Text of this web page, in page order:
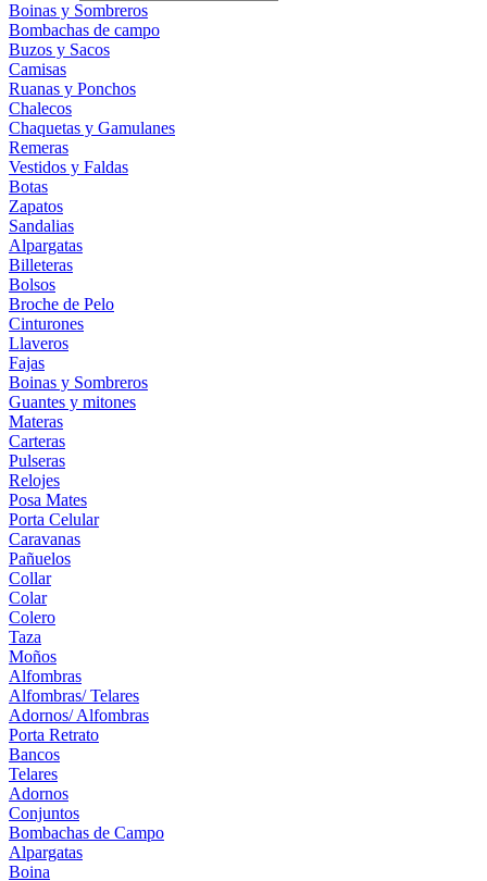
Boinas y Sombreros
Bombachas de campo
Buzos y Sacos
Camisas
Ruanas y Ponchos
Chalecos
Chaquetas y Gamulanes
Remeras
Vestidos y Faldas
Botas
Zapatos
Sandalias
Alpargatas
Billeteras
Bolsos
Broche de Pelo
Cinturones
Llaveros
Fajas
Boinas y Sombreros
Guantes y mitones
Materas
Carteras
Pulseras
Relojes
Posa Mates
Porta Celular
Caravanas
Pañuelos
Collar
Colar
Colero
Taza
Moños
Alfombras
Alfombras/ Telares
Adornos/ Alfombras
Porta Retrato
Bancos
Telares
Adornos
Conjuntos
Bombachas de Campo
Alpargatas
Boina